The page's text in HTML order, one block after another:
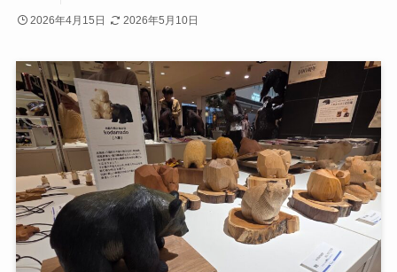
2026年4月15日 2026年5月10日